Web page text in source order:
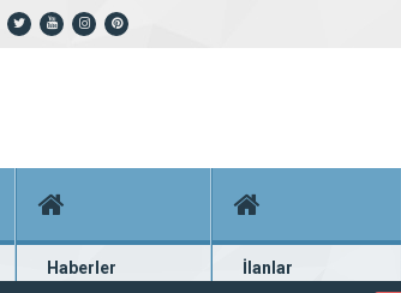
Haberler
En güncel haberler
İlanlar
Güncel seri ilanlar